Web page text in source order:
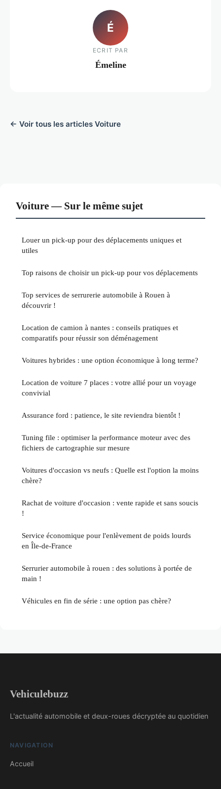
É
ECRIT PAR
Émeline
← Voir tous les articles Voiture
Voiture — Sur le même sujet
Louer un pick-up pour des déplacements uniques et
utiles
Top raisons de choisir un pick-up pour vos déplacements
Top services de serrurerie automobile à Rouen à
découvrir !
Location de camion à nantes : conseils pratiques et
comparatifs pour réussir son déménagement
Voitures hybrides : une option économique à long terme?
Location de voiture 7 places : votre allié pour un voyage
convivial
Assurance ford : patience, le site reviendra bientôt !
Tuning file : optimiser la performance moteur avec des
fichiers de cartographie sur mesure
Voitures d'occasion vs neufs : Quelle est l'option la moins
chère?
Rachat de voiture d'occasion : vente rapide et sans soucis
!
Service économique pour l'enlèvement de poids lourds
en Île-de-France
Serrurier automobile à rouen : des solutions à portée de
main !
Véhicules en fin de série : une option pas chère?
Vehiculebuzz
L'actualité automobile et deux-roues décryptée au quotidien
NAVIGATION
Accueil